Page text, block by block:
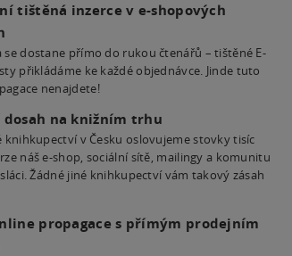
tištěná inzerce v e-shopových
se dostane přímo do rukou čtenářů – tištěné E-
přikládáme ke každé objednávce. Jinde tuto
nenajdete!
dosah na knižním trhu
knihkupectví v Česku oslovujeme stovky tisíc
náš e-shop, sociální sítě, mailingy a komunitu
Žádné jiné knihkupectví vám takový zásah
propagace s přímým prodejním